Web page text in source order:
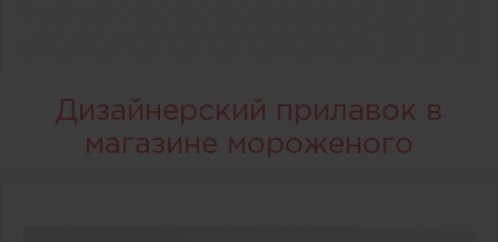
Дизайнерский прилавок в
магазине мороженого